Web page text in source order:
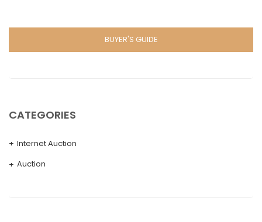
BUYER'S GUIDE
CATEGORIES
Internet Auction
Auction